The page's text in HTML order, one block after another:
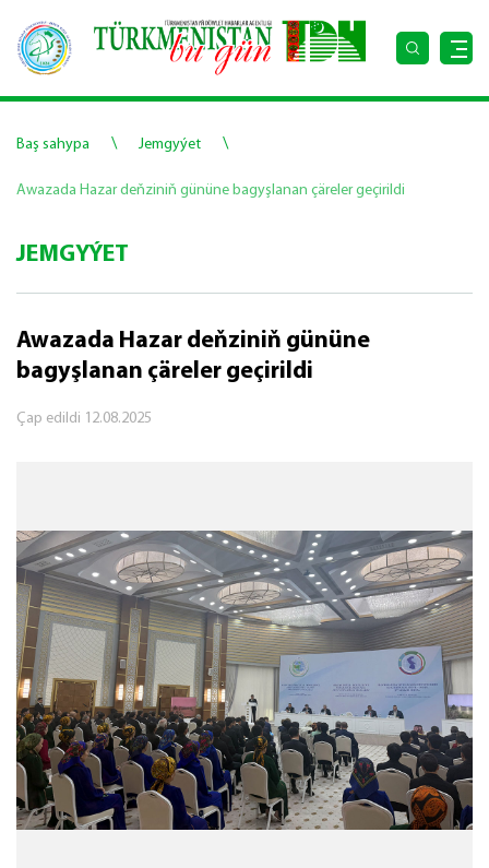
Baş sahypa \ Jemgyýet \
Awazada Hazar deňziniň gününe bagyşlanan çäreler geçirildi
JEMGYÝET
Awazada Hazar deňziniň gününe
bagyşlanan çäreler geçirildi
Çap edildi 12.08.2025